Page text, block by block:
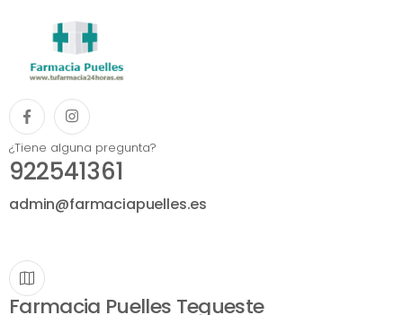
¿Tiene alguna pregunta?
922541361
admin@farmaciapuelles.es
Farmacia Puelles Tegueste